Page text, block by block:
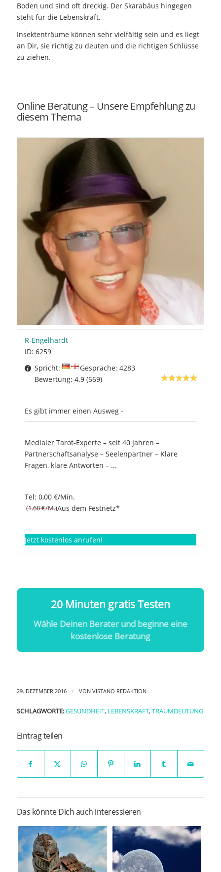
Boden und sind oft dreckig. Der Skarabäus hingegen
steht für die Lebenskraft.
Insektenträume können sehr vielfältig sein und es liegt
an Dir, sie richtig zu deuten und die richtigen Schlüsse
zu ziehen.
Online Beratung – Unsere Empfehlung zu
diesem Thema
R-Engelhardt
ID: 6259
Spricht:
Gespräche: 4283
Bewertung: 4.9 (569)
Es gibt immer einen Ausweg -
Medialer Tarot-Experte – seit 40 Jahren –
Partnerschaftsanalyse – Seelenpartner – Klare
Fragen, klare Antworten – ...
Tel: 0,00 €/Min.
(1.68 €/M.)Aus dem Festnetz*
Jetzt kostenlos anrufen!
20 Minuten gratis Testen
Wähle Deinen Berater und beginne eine
kostenlose Beratung
29. DEZEMBER 2016 / VON VISTANO REDAKTION
SCHLAGWORTE: GESUNDHEIT, LEBENSKRAFT,TRAUMDEUTUNG
Eintrag teilen
Das könnte Dich auch interessieren